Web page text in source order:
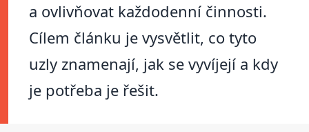
a ovlivňovat každodenní činnosti.
Cílem článku je vysvětlit, co tyto
uzly znamenají, jak se vyvíjejí a kdy
je potřeba je řešit.